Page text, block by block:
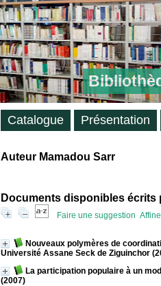
Auteur Mamadou Sarr
Documents disponibles écrits
Faire une suggestion
Nouveaux polymères de
Université Assane Seck de Ziguinchor
La participation populaire à un
(2007)
Catalogue Présentation